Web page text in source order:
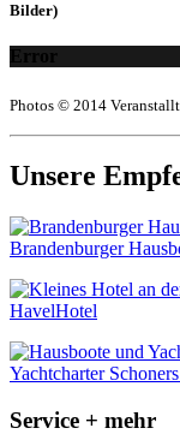
Bilder)
Error
Photos © 2014
Unsere
Brandenburger
HavelHotel
Yachtcharter
Service + mehr